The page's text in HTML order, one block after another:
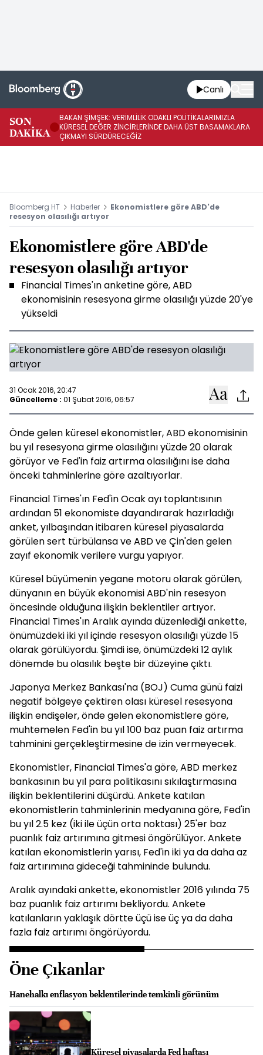
Canlı
SON
DAKİKA
BAKAN ŞİMŞEK: VERİMLİLİK ODAKLI POLİTİKALARIMIZLA
KÜRESEL DEĞER ZİNCİRLERİNDE DAHA ÜST BASAMAKLARA
ÇIKMAYI SÜRDÜRECEĞİZ
Bloomberg HT Haberler
Ekonomistlere göre ABD'de
resesyon olasılığı artıyor
Ekonomistlere göre ABD'de
resesyon olasılığı artıyor
Financial Times'ın anketine göre, ABD
ekonomisinin resesyona girme olasılığı yüzde 20'ye
yükseldi
31 Ocak 2016, 20:47
Güncelleme : 01 Şubat 2016, 06:57
Önde gelen küresel ekonomistler, ABD ekonomisinin
bu yıl resesyona girme olasılığını yüzde 20 olarak
görüyor ve Fed'in faiz artırma olasılığını ise daha
önceki tahminlerine göre azaltıyorlar.
Financial Times'ın Fed'in Ocak ayı toplantısının
ardından 51 ekonomiste dayandırarak hazırladığı
anket, yılbaşından itibaren küresel piyasalarda
görülen sert türbülansa ve ABD ve Çin'den gelen
zayıf ekonomik verilere vurgu yapıyor.
Küresel büyümenin yegane motoru olarak görülen,
dünyanın en büyük ekonomisi ABD'nin resesyon
öncesinde olduğuna ilişkin beklentiler artıyor.
Financial Times'ın Aralık ayında düzenlediği ankette,
önümüzdeki iki yıl içinde resesyon olasılığı yüzde 15
olarak görülüyordu. Şimdi ise, önümüzdeki 12 aylık
dönemde bu olasılık beşte bir düzeyine çıktı.
Japonya Merkez Bankası'na (BOJ) Cuma günü faizi
negatif bölgeye çektiren olası küresel resesyona
ilişkin endişeler, önde gelen ekonomistlere göre,
muhtemelen Fed'in bu yıl 100 baz puan faiz artırma
tahminini gerçekleştirmesine de izin vermeyecek.
Ekonomistler, Financial Times'a göre, ABD merkez
bankasının bu yıl para politikasını sıkılaştırmasına
ilişkin beklentilerini düşürdü. Ankete katılan
ekonomistlerin tahminlerinin medyanına göre, Fed'in
bu yıl 2.5 kez (iki ile üçün orta noktası) 25'er baz
puanlık faiz artırımına gitmesi öngörülüyor. Ankete
katılan ekonomistlerin yarısı, Fed'in iki ya da daha az
faiz artırımına gideceği tahmininde bulundu.
Aralık ayındaki ankette, ekonomistler 2016 yılında 75
baz puanlık faiz artırımı bekliyordu. Ankete
katılanların yaklaşık dörtte üçü ise üç ya da daha
fazla faiz artırımı öngörüyordu.
Öne Çıkanlar
Hanehalkı enflasyon beklentilerinde temkinli görünüm
Küresel piyasalarda Fed haftası